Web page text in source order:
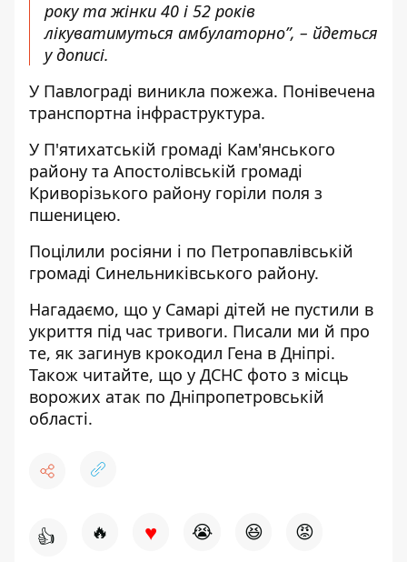
року та жінки 40 і 52 років
лікуватимуться амбулаторно”, – йдеться
у дописі.
У Павлограді виникла пожежа. Понівечена
транспортна інфраструктура.
У П'ятихатській громаді Кам'янського
району та Апостолівській громаді
Криворізького району горіли поля з
пшеницею.
Поцілили росіяни і по Петропавлівській
громаді Синельниківського району.
Нагадаємо, що у Самарі дітей не пустили в
укриття під час тривоги. Писали ми й про
те, як загинув крокодил Гена в Дніпрі.
Також читайте, що у ДСНС фото з місць
ворожих атак по Дніпропетровській
області.
👍 🔥 ♥ 😭 😆 😡